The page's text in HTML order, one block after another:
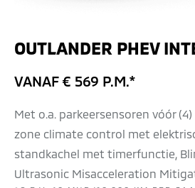
OUTLANDER PHEV
VANAF € 569 P.M.*
Met o.a. parkeersensoren vóór
zone climate control met
standkachel met timerfunctie,
Ultrasonic Misacceleration